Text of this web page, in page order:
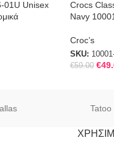
01U Unisex
Crocs
Navy
Croc’s
SKU:
€59.00 €
Tatoo